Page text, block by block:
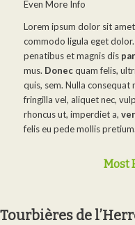
Even More Info
Lorem ipsum dolor sit
commodo ligula eget
penatibus et magnis dis
mus. Donecquam felis,
quis, sem. Nulla consequat
fringilla vel, aliquet nec,
rhoncus ut, imperdiet a,
felis eu pede mollis
Most
Tourbières de